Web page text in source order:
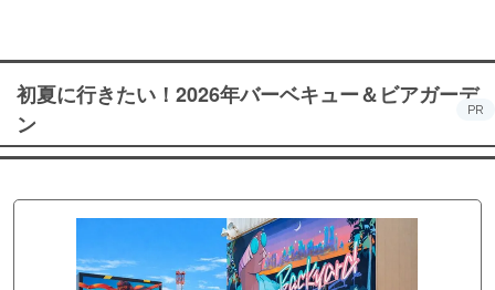
初夏に行きたい！2026年バーベキュー＆ビアガーデ
ン
PR